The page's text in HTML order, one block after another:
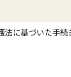
に基づいた手